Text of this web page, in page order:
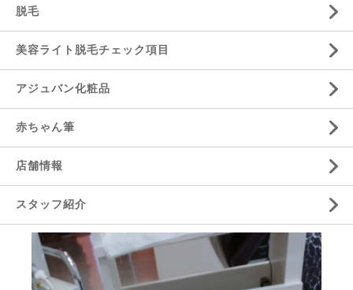
脱毛
美容ライト脱毛チェック項目
アジュバン化粧品
赤ちゃん筆
店舗情報
スタッフ紹介